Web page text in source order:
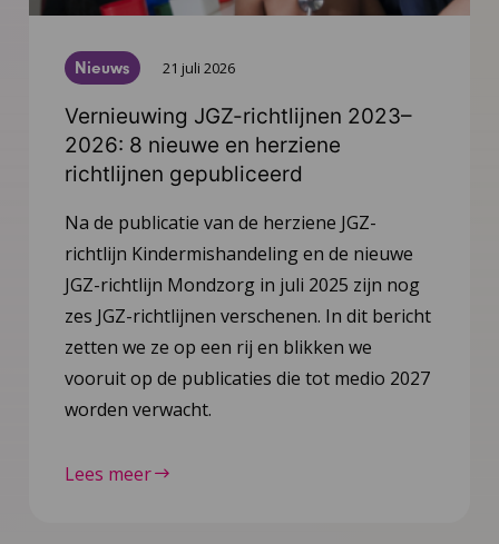
Nieuws 21 juli 2026
Vernieuwing JGZ-richtlijnen 2023–
2026: 8 nieuwe en herziene
richtlijnen gepubliceerd
Na de publicatie van de herziene JGZ-
richtlijn Kindermishandeling en de nieuwe
JGZ-richtlijn Mondzorg in juli 2025 zijn nog
zes JGZ-richtlijnen verschenen. In dit bericht
zetten we ze op een rij en blikken we
vooruit op de publicaties die tot medio 2027
worden verwacht.
Lees meer